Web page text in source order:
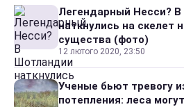
Легендарный Несси?
наткнулись на скелет
существа (фото)
12 лютого 2020, 23:50
Ученые бьют тревогу
потепления: леса